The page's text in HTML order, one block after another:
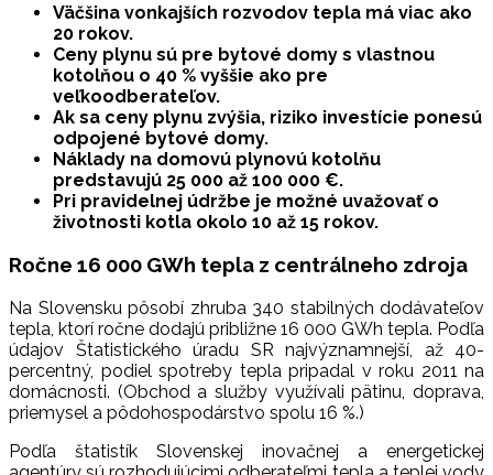
Väčšina vonkajších rozvodov tepla má viac ako
20 rokov.
Ceny plynu sú pre bytové domy s vlastnou
kotolňou o 40 % vyššie ako pre
veľkoodberateľov.
Ak sa ceny plynu zvýšia, riziko investície ponesú
odpojené bytové domy.
Náklady na domovú plynovú kotolňu
predstavujú 25 000 až 100 000 €.
Pri pravidelnej údržbe je možné uvažovať o
životnosti kotla okolo 10 až 15 rokov.
Ročne 16 000 GWh tepla z centrálneho zdroja
Na Slovensku pôsobí zhruba 340 stabilných dodávateľov
tepla, ktorí ročne dodajú približne 16 000 GWh tepla. Podľa
údajov Štatistického úradu SR najvýznamnejší, až 40-
percentný, podiel spotreby tepla pripadal v roku 2011 na
domácnosti. (Obchod a služby využívali pätinu, doprava,
priemysel a pôdohospodárstvo spolu 16 %.)
Podľa štatistík Slovenskej inovačnej a energetickej